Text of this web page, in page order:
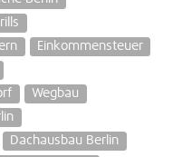
Einkommensteuer
Wegbau
Dachausbau Berlin